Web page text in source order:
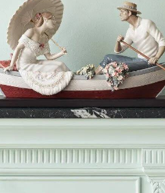
матовый фарфор
Размеры: 9 x 9 см
9 400 ₽
Сделать предзаказ